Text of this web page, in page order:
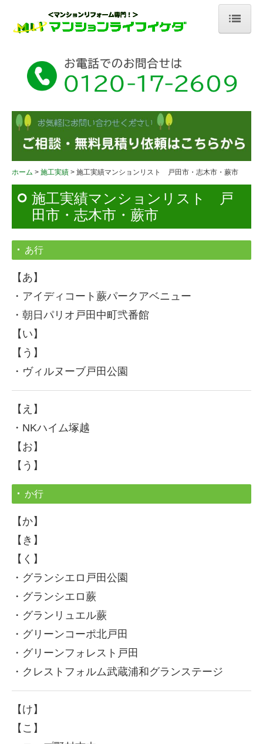
会社案内
社員紹介
イベント情報
外部リンク
オトク情報！
内装リフォーム
戸建てリフォーム
バリアフリーリフォーム
リフォームの流れ
よくある質問
プライバシーポリシー
カスタマーハラスメントに対する基本方針
リフォーム施工事例
施工事例フルリフォーム
施工事例ユニットバス
施工事例トイレ
施工事例洗面台
施工事例戸建てリフォーム
その他リフォーム
施工実績
お問合せ
無料お見積り依頼フォーム
正社員募集
ホーム 施工実績 施工実績マンションリスト 戸田市・志木市・蕨市
施工実績マンションリスト 戸
田市・志木市・蕨市
あ行
【あ】
・アイディコート蕨パークアベニュー
・朝日パリオ戸田中町弐番館
【い】
【う】
・ヴィルヌーブ戸田公園
【え】
・NKハイム塚越
【お】
【う】
か行
【か】
【き】
【く】
・グランシエロ戸田公園
・グランシエロ蕨
・グランリュエル蕨
・グリーンコーポ北戸田
・グリーンフォレスト戸田
・クレストフォルム武蔵浦和グランステージ
【け】
【こ】